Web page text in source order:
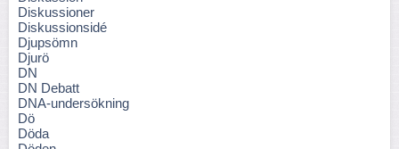
Diskussioner
Diskussionsidé
Djupsömn
Djurö
DN
DN Debatt
DNA-undersökning
Dö
Döda